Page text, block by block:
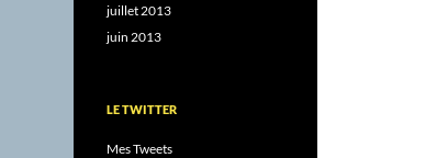
juillet 2013
juin 2013
LE TWITTER
Mes Tweets